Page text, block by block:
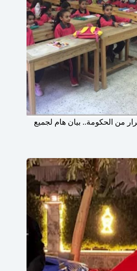
من الحكومة.. بيان هام لجميع